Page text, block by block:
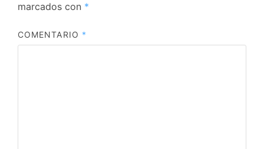
marcados con *
COMENTARIO *